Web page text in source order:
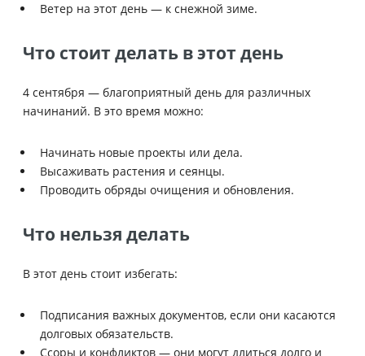
Ветер на этот день — к снежной зиме.
Что стоит делать в этот день
4 сентября — благоприятный день для различных
начинаний. В это время можно:
Начинать новые проекты или дела.
Высаживать растения и сеянцы.
Проводить обряды очищения и обновления.
Что нельзя делать
В этот день стоит избегать:
Подписания важных документов, если они касаются
долговых обязательств.
Ссоры и конфликтов — они могут длиться долго и